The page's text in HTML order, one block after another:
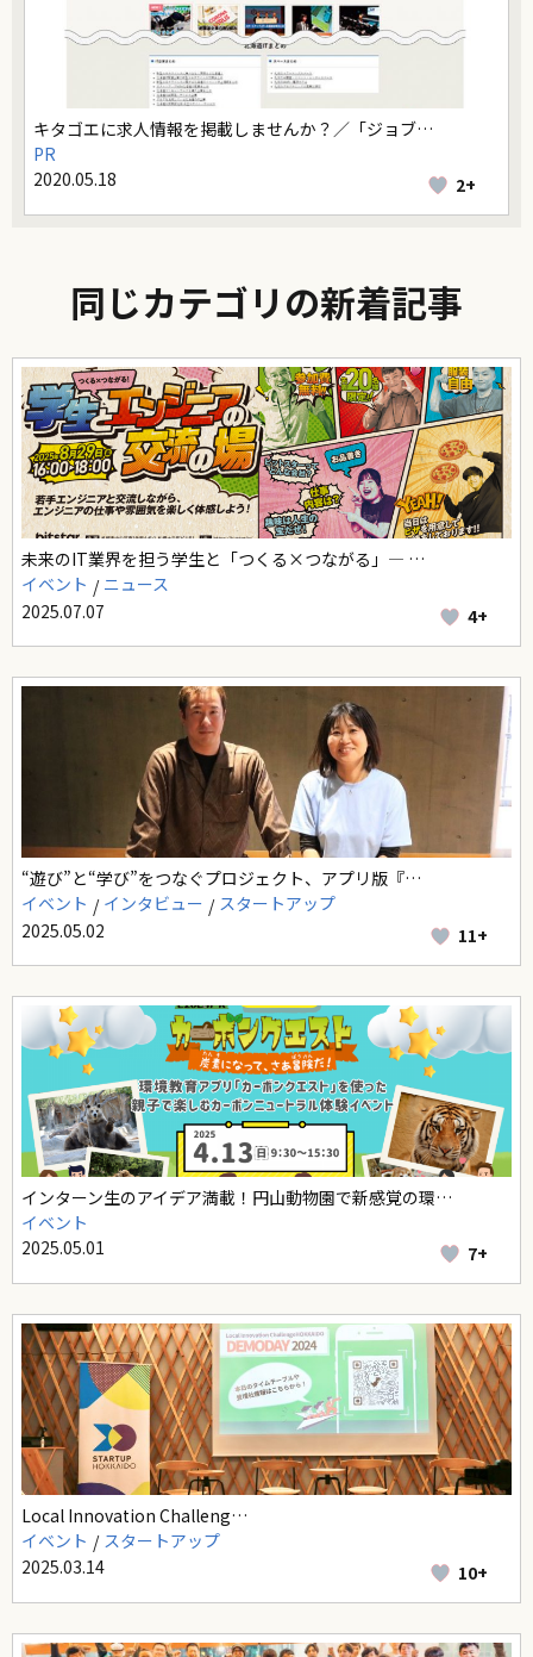
キタゴエに求人情報を掲載しませんか？／「ジョブ…
PR
2020.05.18
2+
同じカテゴリの新着記事
未来のIT業界を担う学生と「つくる×つながる」― …
イベント
ニュース
2025.07.07
4+
“遊び”と“学び”をつなぐプロジェクト、アプリ版『…
イベント
インタビュー
スタートアップ
2025.05.02
11+
インターン生のアイデア満載！円山動物園で新感覚の環…
イベント
2025.05.01
7+
Local Innovation Challeng…
イベント
スタートアップ
2025.03.14
10+